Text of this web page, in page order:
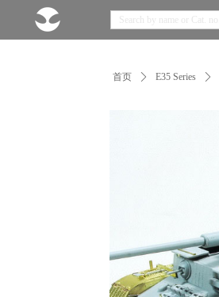
首页 ꄲ E35 Series ꄲ